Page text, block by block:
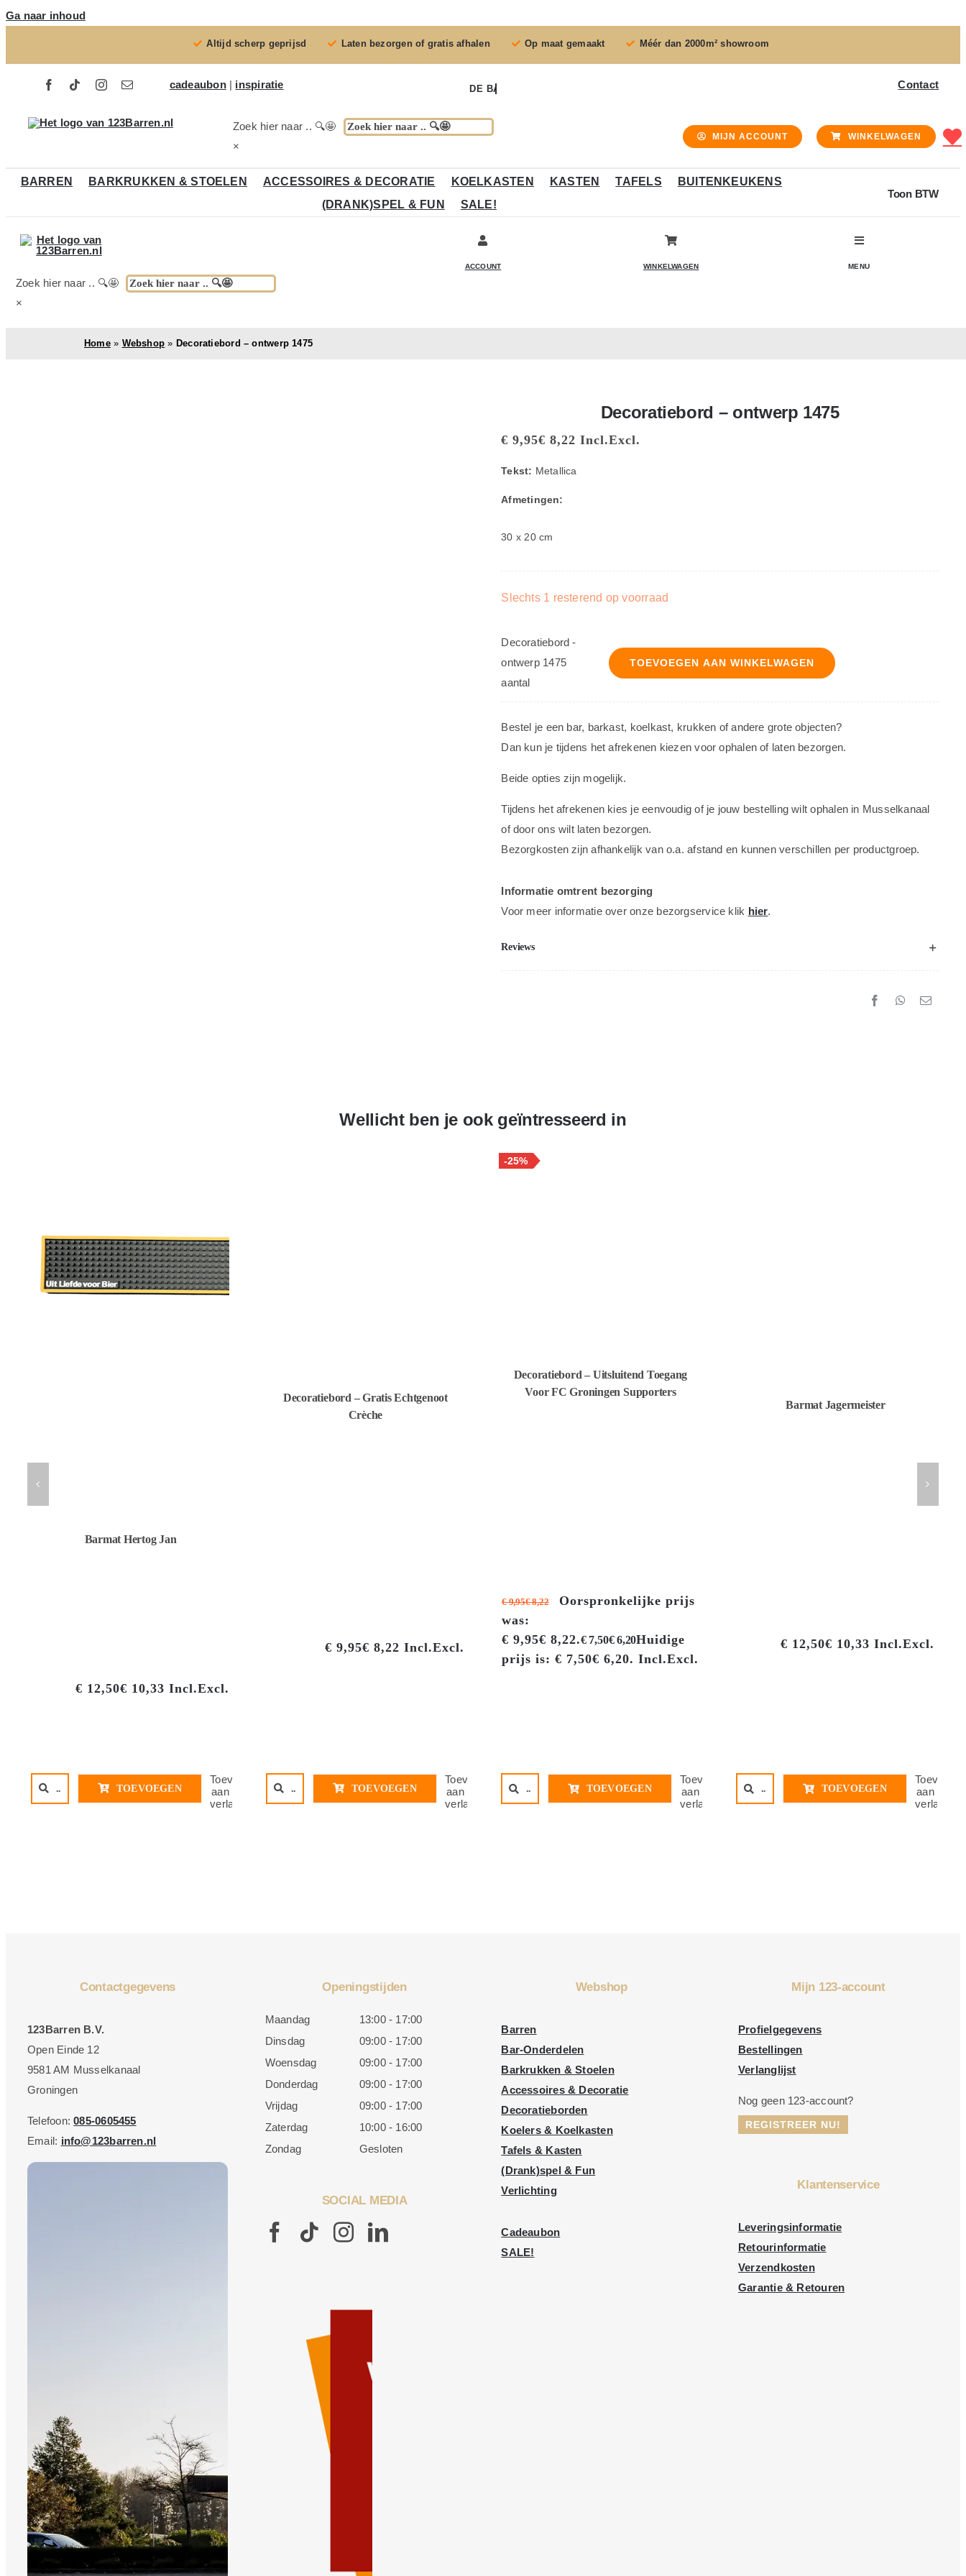
Ga naar inhoud
Altijd scherp geprijsd Laten bezorgen of gratis afhalen Op maat gemaakt Méér dan 2000m² showroom
cadeaubon| inspiratie Contact
Zoek hier naar .. 🔍🤩
×
MIJN ACCOUNT WINKELWAGEN
BARREN BARKRUKKEN & STOELEN ACCESSOIRES & DECORATIE KOELKASTEN KASTEN TAFELS
BUITENKEUKENS
(DRANK)SPEL & FUN
SALE!
Toon BTW
ACCOUNT WINKELWAGEN MENU
Zoek hier naar .. 🔍🤩
×
Home» Webshop » Decoratiebord – ontwerp 1475
Decoratiebord – ontwerp 1475
€ 9,95€ 8,22 Incl.Excl.
Tekst: Metallica
Afmetingen:
30 x 20 cm
Slechts 1 resterend op voorraad
Decoratiebord -
ontwerp 1475
aantal
TOEVOEGEN AAN WINKELWAGEN
Bestel je een bar, barkast, koelkast, krukken of andere grote objecten?
Dan kun je tijdens het afrekenen kiezen voor ophalen of laten bezorgen.
Beide opties zijn mogelijk.
Tijdens het afrekenen kies je eenvoudig of je jouw bestelling wilt ophalen in Musselkanaal
of door ons wilt laten bezorgen.
Bezorgkosten zijn afhankelijk van o.a. afstand en kunnen verschillen per productgroep.
Informatie omtrent bezorging
Voor meer informatie over onze bezorgservice klik hier.
Reviews
Wellicht ben je ook geïntresseerd in
Barmat Hertog Jan
€ 12,50€ 10,33 Incl.Excl.
.. TOEVOEGEN
Toevoegen
aan
verlanglijst
Decoratiebord – Gratis Echtgenoot
Crèche
€ 9,95€ 8,22 Incl.Excl.
.. TOEVOEGEN
Toevoegen
aan
verlanglijst
-25%
Decoratiebord – Uitsluitend Toegang
Voor FC Groningen Supporters
€9,95€8,22
Oorspronkelijke prijs
was:
€ 9,95€ 8,22.€7,50€6,20Huidige
prijs is: € 7,50€ 6,20. Incl.Excl.
.. TOEVOEGEN
Toevoegen
aan
verlanglijst
Barmat Jagermeister
€ 12,50€ 10,33 Incl.Excl.
.. TOEVOEGEN
aan
verlanglijst
Contactgegevens
123Barren B.V.
Open Einde 12
9581 AM Musselkanaal
Groningen
Telefoon:085-0605455
Email: info@123barren.nl
Openingstijden
Maandag
13:00 - 17:00
Dinsdag
09:00 - 17:00
Woensdag
09:00 - 17:00
Donderdag
09:00 - 17:00
Vrijdag
09:00 - 17:00
Zaterdag
10:00 - 16:00
Zondag
Gesloten
SOCIAL MEDIA
Webshop
Barren
Bar-Onderdelen
Barkrukken & Stoelen
Accessoires & Decoratie
Decoratieborden
Koelers & Koelkasten
Tafels & Kasten
(Drank)spel & Fun
Verlichting
Cadeaubon
SALE!
Mijn 123-account
Profielgegevens
Bestellingen
Verlanglijst
Nog geen 123-account?
REGISTREER NU!
Klantenservice
Leveringsinformatie
Retourinformatie
Verzendkosten
Garantie & Retouren